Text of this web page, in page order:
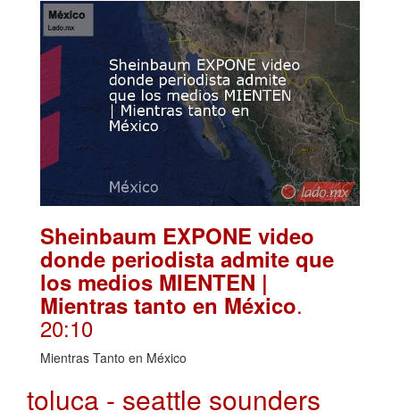
Sheinbaum EXPONE video
donde periodista admite que
los medios MIENTEN |
Mientras tanto en México.
20:10
Mientras Tanto en México
toluca - seattle sounders